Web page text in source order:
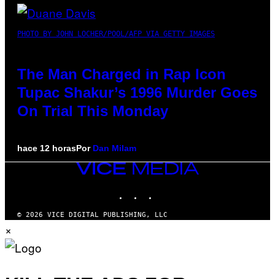
PHOTO BY JOHN LOCHER/POOL/AFP VIA GETTY IMAGES
The Man Charged in Rap Icon
Tupac Shakur’s 1996 Murder Goes
On Trial This Monday
hace 12 horasPor Dan Milam
VICE
© 2026 VICE DIGITAL PUBLISHING, LLC
×